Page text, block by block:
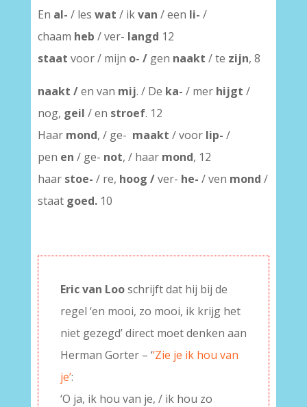
En al- / les wat / ikvan / een li- /
chaam heb / ver- langd 12
staat voor / mijn o- /gen naakt / te zijn, 8
naakt /en van mij. / De ka- / mer hijgt /
nog, geil / en stroef. 12
Haar mond, / ge- maakt / voor lip- /
pen en / ge- not, / haar mond, 12
haar stoe- / re, hoog /ver- he- / ven mond /
staat goed.10
Eric van Looschrijft dat hij bij de
regel ‘en mooi, zo mooi, ik krijg het
niet gezegd’ direct moet denken aan
Herman Gorter – ‘‘Zie je ik hou van
je’:
‘O ja, ik hou van je, / ik hou zo